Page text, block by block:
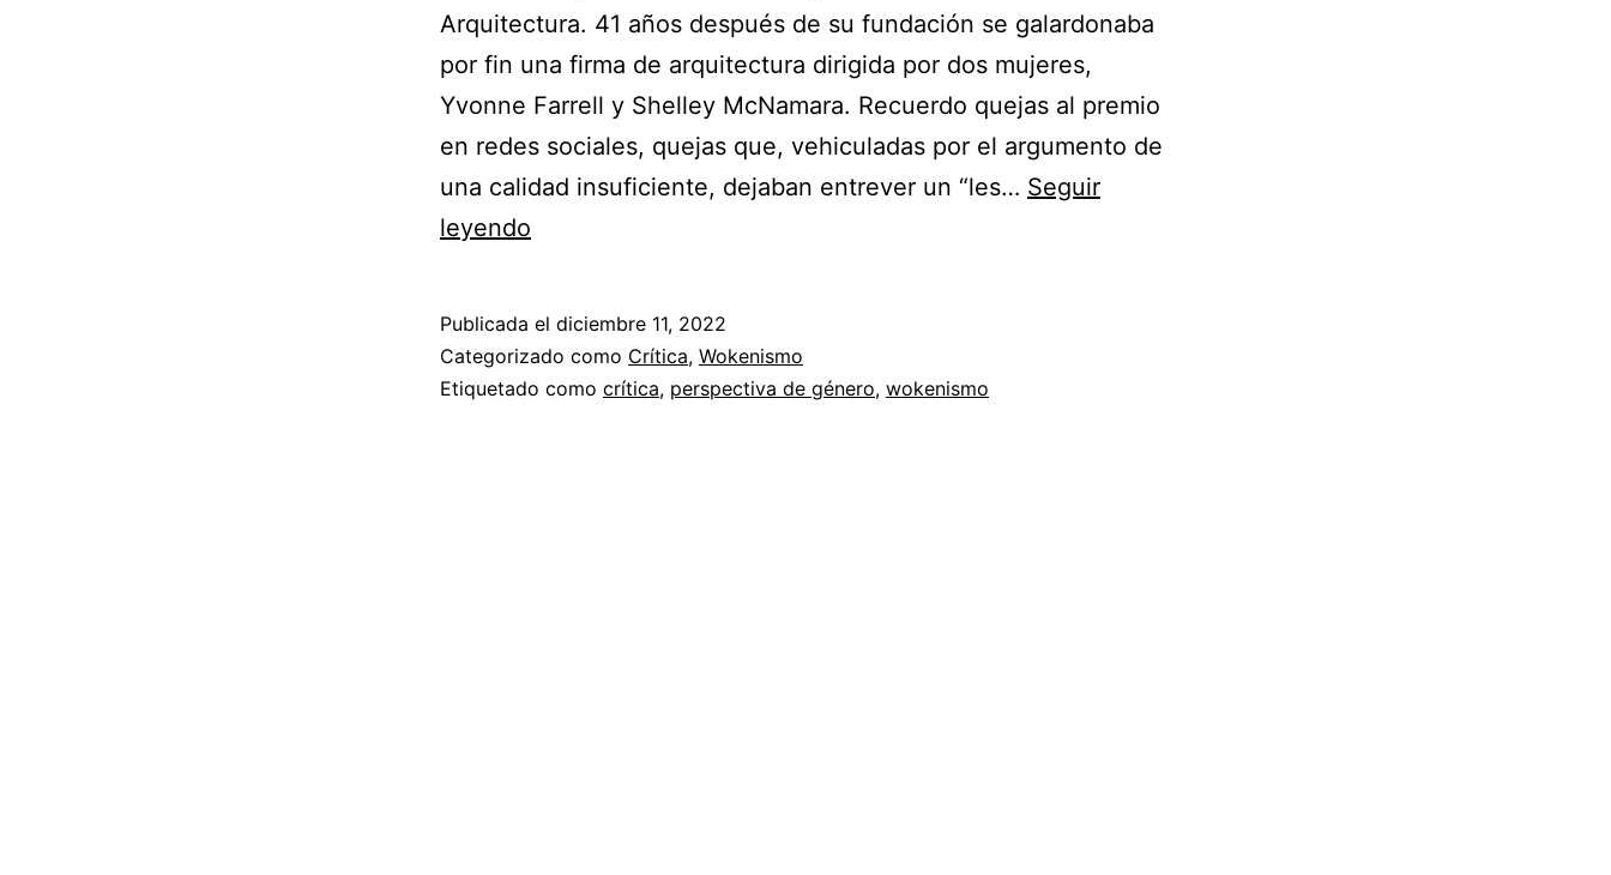
Arquitectura. 41 años después de su fundación se galardonaba
por fin una firma de arquitectura dirigida por dos mujeres,
Yvonne Farrell y Shelley McNamara. Recuerdo quejas al premio
en redes sociales, quejas que, vehiculadas por el argumento de
una calidad insuficiente, dejaban entrever un “les… Seguir
leyendo
Publicada el diciembre 11, 2022
Categorizado como Crítica, Wokenismo
Etiquetado como crítica, perspectiva de género, wokenismo